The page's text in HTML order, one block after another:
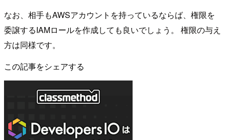
なお、相手もAWSアカウントを持っているならば、権限を
委譲するIAMロールを作成しても良いでしょう。 権限の与え
方は同様です。
この記事をシェアする